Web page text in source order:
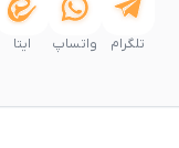
تلگرام واتساپ ایتا